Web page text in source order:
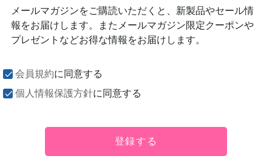
メールマガジンをご購読いただくと、新製品やセール情
報をお届けします。またメールマガジン限定クーポンや
プレゼントなどお得な情報をお届けします。
会員規約に同意する
個人情報保護方針に同意する
登録する